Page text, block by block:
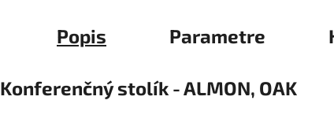
Popis Parametre
Konferenčný stolík - ALMON, OAK